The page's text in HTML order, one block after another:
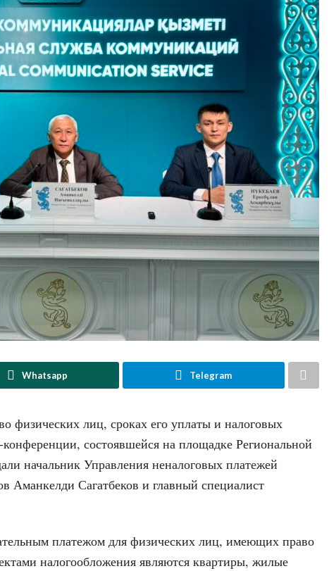
Whatsapp Telegram
физических лиц, сроках его уплаты и налоговых
конференции, состоявшейся на площадке Региональной
начальник Управления неналоговых платежей
Аманкелди Сагатбеков и главный специалист
платежом для физических лиц, имеющих право
налогообложения являются квартиры, жилые